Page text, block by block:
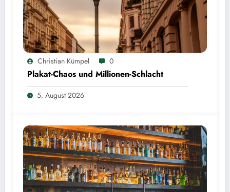
Christian Kümpel 0
Plakat-Chaos und Millionen-Schlacht
5. August 2026